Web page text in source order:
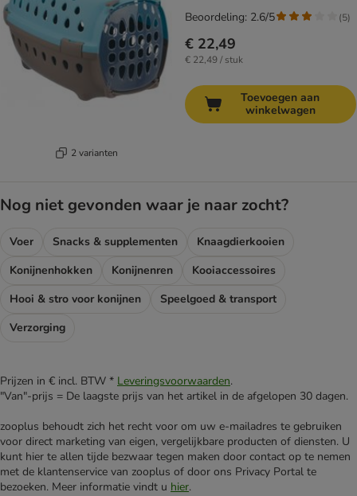
2 varianten
€ 22,49
€ 22,49 / stuk
Beoordeling: 2.6/5 (5)
Toevoegen aan
winkelwagen
Nog niet gevonden waar je naar zocht?
Voer Snacks & supplementen
Knaagdierkooien
Konijnenhokken
Konijnenren
Kooiaccessoires
Hooi & stro voor konijnen
Speelgoed & transport
Verzorging
Prijzen in € incl. BTW * Leveringsvoorwaarden.
"Van"-prijs = De laagste prijs van het artikel in de afgelopen 30 dagen.
zooplus behoudt zich het recht voor om uw e-mailadres te gebruiken
voor direct marketing van eigen, vergelijkbare producten of diensten. U
kunt hier te allen tijde bezwaar tegen maken door contact op te nemen
met de klantenservice van zooplus of door ons Privacy Portal te
bezoeken. Meer informatie vindt u hier.